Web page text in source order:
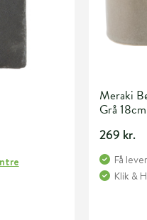
Meraki
Grå
269 kr.
Få
Klik &